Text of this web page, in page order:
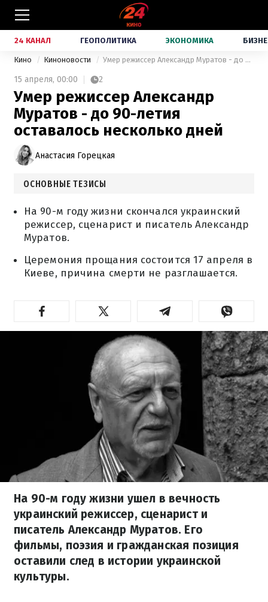
24 КАНАЛ ГЕОПОЛИТИКА ЭКОНОМИКА
Кино Киноновости Умер режиссер Александр Муратов - до 90-летия оставалось несколько дней
15 апреля, 00:00 2
Умер режиссер Александр
Муратов - до 90-летия
оставалось несколько дней
Анастасия Горецкая
ОСНОВНЫЕ ТЕЗИСЫ
На 90-м году жизни скончался украинский
режиссер, сценарист и писатель Александр
Муратов.
Церемония прощания состоится 17 апреля в
Киеве, причина смерти не разглашается.
На 90-м году жизни ушел в вечность
украинский режиссер, сценарист и
писатель Александр Муратов. Его
фильмы, поэзия и гражданская позиция
оставили след в истории украинской
культуры.